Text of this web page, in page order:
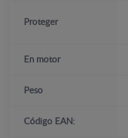
Proteger
En motor
Peso
Código EAN: